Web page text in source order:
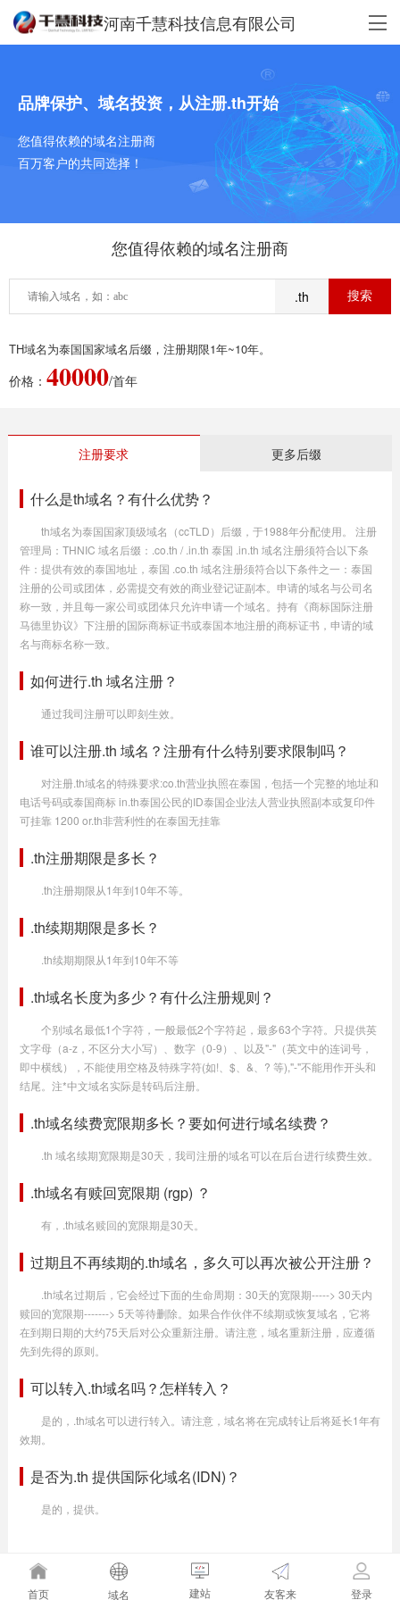
河南千慧科技信息有限公司
品牌保护、域名投资，从注册.th开始
您值得依赖的域名注册商
百万客户的共同选择！
您值得依赖的域名注册商
.th
TH域名为泰国国家域名后缀，注册期限1年~10年。
价格： 40000/首年
注册要求 更多后缀
什么是th域名？有什么优势？
th域名为泰国国家顶级域名（ccTLD）后缀，于1988年分配使用。 注册
管理局：THNIC 域名后缀：.co.th / .in.th 泰国 .in.th 域名注册须符合以下条
件：提供有效的泰国地址，泰国 .co.th 域名注册须符合以下条件之一：泰国
注册的公司或团体，必需提交有效的商业登记证副本。申请的域名与公司名
称一致，并且每一家公司或团体只允许申请一个域名。持有《商标国际注册
马德里协议》下注册的国际商标证书或泰国本地注册的商标证书，申请的域
名与商标名称一致。
如何进行.th 域名注册？
通过我司注册可以即刻生效。
谁可以注册.th 域名？注册有什么特别要求限制吗？
对注册.th域名的特殊要求:co.th营业执照在泰国，包括一个完整的地址和
电话号码或泰国商标 in.th泰国公民的ID泰国企业法人营业执照副本或复印件
可挂靠 1200 or.th非营利性的在泰国无挂靠
.th注册期限是多长？
.th注册期限从1年到10年不等。
.th续期期限是多长？
.th续期期限从1年到10年不等
.th域名长度为多少？有什么注册规则？
个别域名最低1个字符，一般最低2个字符起，最多63个字符。只提供英
文字母（a-z，不区分大小写）、数字（0-9）、以及"-"（英文中的连词号，
即中横线），不能使用空格及特殊字符(如!、$、&、? 等),"-"不能用作开头和
结尾。注*中文域名实际是转码后注册。
.th域名续费宽限期多长？要如何进行域名续费？
.th 域名续期宽限期是30天，我司注册的域名可以在后台进行续费生效。
.th域名有赎回宽限期 (rgp) ？
有，.th域名赎回的宽限期是30天。
过期且不再续期的.th域名，多久可以再次被公开注册？
.th域名过期后，它会经过下面的生命周期：30天的宽限期-----> 30天内
赎回的宽限期-------> 5天等待删除。如果合作伙伴不续期或恢复域名，它将
在到期日期的大约75天后对公众重新注册。请注意，域名重新注册，应遵循
先到先得的原则。
可以转入.th域名吗？怎样转入？
是的，.th域名可以进行转入。请注意，域名将在完成转让后将延长1年有
效期。
是否为.th 提供国际化域名(IDN)？
是的，提供。
首页 域名 建站 友客来 登录